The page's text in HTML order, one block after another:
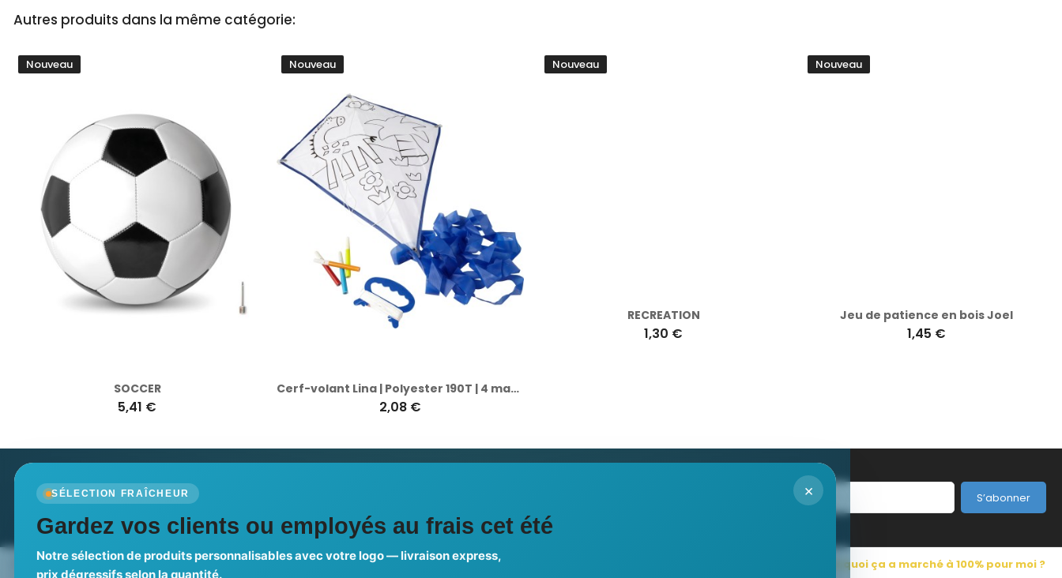
Autres produits dans la même catégorie:
Nouveau
SOCCER
5,41 €
Nouveau
Cerf-volant Lina | Polyester 190T | 4 marqueurs
2,08 €
Nouveau Nouveau
×
SÉLECTION FRAÎCHEUR
Gardez vos clients ou employés au frais cet été
Notre sélection de produits personnalisables avec votre logo — livraison express,
prix dégressifs selon la quantité.
Newsletter
S’abonner
Nos expertises & accompagnement
Pourquoi nous choisir ? Pourquoi ça a marché à 100% pour moi ?